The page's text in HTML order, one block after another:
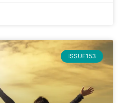
ISSUE153